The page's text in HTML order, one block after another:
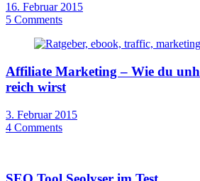
16. Februar 2015
5 Comments
Affiliate Marketing – Wie du
reich wirst
3. Februar 2015
4 Comments